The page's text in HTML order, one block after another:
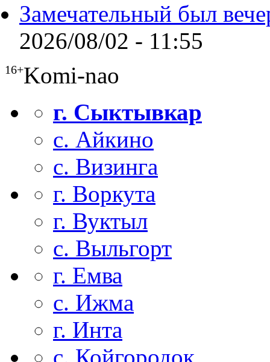
Замечательный был
2026/08/02 - 11:55
16+Komi-nao
г. Сыктывкар
с. Айкино
с. Визинга
г. Воркута
г. Вуктыл
с. Выльгорт
г. Емва
с. Ижма
г. Инта